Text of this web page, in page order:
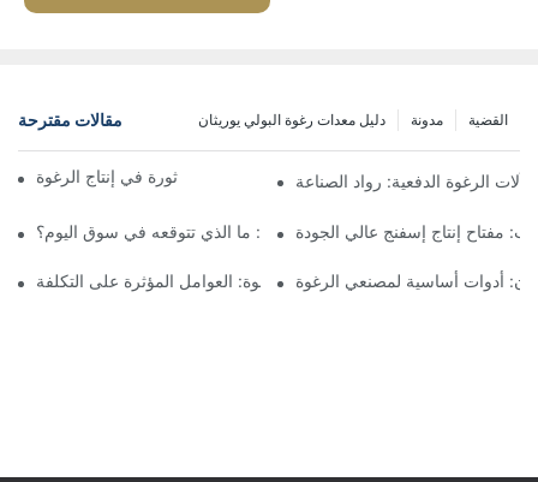
مقالات مقترحة القضية مدونة دليل معدات رغوة البولي يوريثان
آلات الرغوة المستمرة: ثورة في إنتاج الرغوةآلات الرغوة الدفعية: رواد الصناعة
أسعار آلات الرغوة الدفعية: ما الذي تتوقعه في سوق اليوم؟
مفتاح إنتاج إسفنج عالي الجودة
أسعار آلات إعادة ربط الرغوة: العوامل المؤثرة على التكلفة
أدوات أساسية لمصنعي الرغوة